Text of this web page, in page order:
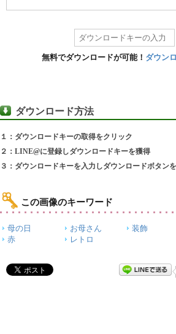
無料でダウンロードが可能！ ダウン
ダウンロード方法
１：ダウンロードキーの取得をクリック
２：LINE@に登録しダウンロードキーを獲得
３：ダウンロードキーを入力しダウンロードボタン
この画像のキーワード
母の日 お母さん 装飾
赤
レトロ